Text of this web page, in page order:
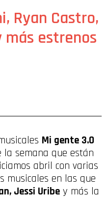
Ryan Castro,
más estrenos
Mi gente 3.0
la semana que están
abril con varias
musicales en las que
Jessi Uribe y más la